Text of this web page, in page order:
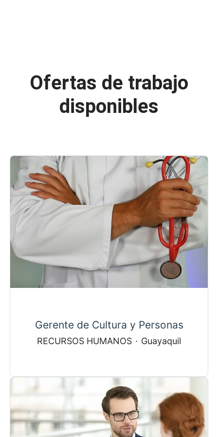
Ofertas de trabajo
disponibles
Gerente de Cultura y Personas
RECURSOS HUMANOS · Guayaquil